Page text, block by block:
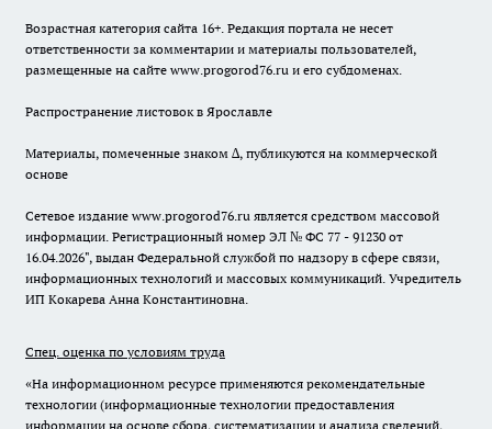
Возрастная категория сайта 16+. Редакция портала не несет
ответственности за комментарии и материалы пользователей,
размещенные на сайте www.progorod76.ru и его субдоменах.
Распространение листовок в Ярославле
Материалы, помеченные знаком ∆, публикуются на коммерческой
основе
Сетевое издание www.progorod76.ru является средством массовой
информации. Регистрационный номер ЭЛ № ФС 77 - 91230 от
16.04.2026", выдан Федеральной службой по надзору в сфере связи,
информационных технологий и массовых коммуникаций. Учредитель
ИП Кокарева Анна Константиновна.
Спец. оценка по условиям труда
«На информационном ресурсе применяются рекомендательные
технологии (информационные технологии предоставления
информации на основе сбора, систематизации и анализа сведений,